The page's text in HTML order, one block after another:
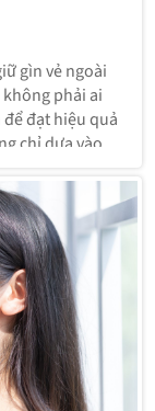
gìn vẻ ngoài
phải ai
đạt hiệu quả
chỉ dựa vào